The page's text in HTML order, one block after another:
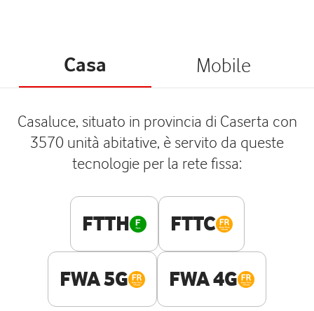
Casa Mobile
Casaluce, situato in provincia di Caserta con
3570 unità abitative, è servito da queste
tecnologie per la rete fissa:
FTTH FTTC
FWA 5G FWA 4G